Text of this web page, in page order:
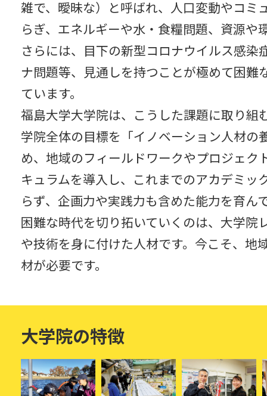
雑で、曖昧な）と呼ばれ、人口変動やコミ
らぎ、エネルギーや水・食糧問題、資源や
さらには、目下の新型コロナウイルス感染
ナ問題等、見通しを持つことが極めて困難
ています。
福島大学大学院は、こうした課題に取り組
学院全体の目標を「イノベーション人材の
め、地域のフィールドワークやプロジェク
キュラムを導入し、これまでのアカデミッ
らず、企画力や実践力も含めた能力を育ん
困難な時代を切り拓いていくのは、大学院
や技術を身に付けた人材です。今こそ、地
材が必要です。
大学院の特徴